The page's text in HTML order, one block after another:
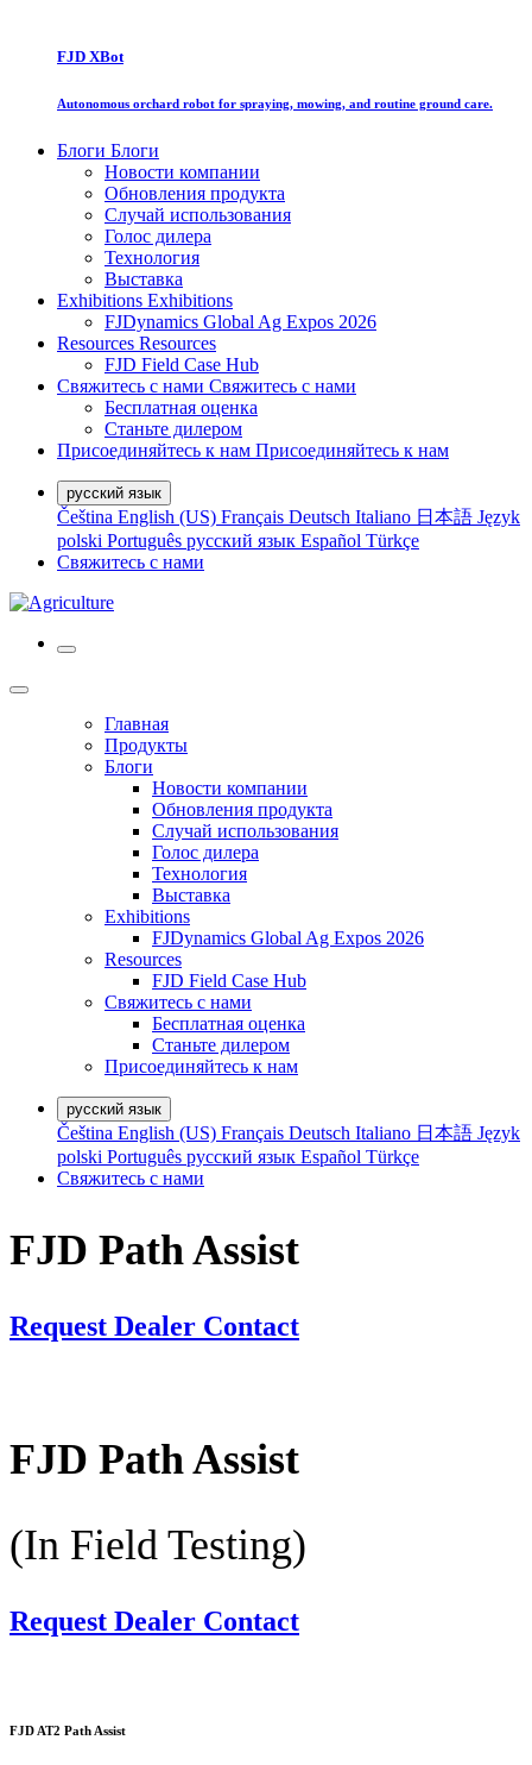
FJD XBot
Autonomous orchard robot for spraying, mowing, and routine ground care.
Блоги Блоги
Новости компании
Обновления продукта
Случай использования
Голос дилера
Технология
Выставка
Exhibitions Exhibitions
FJDynamics Global Ag Expos 2026
Resources Resources
FJD Field Case Hub
Свяжитесь с нами Свяжитесь с нами
Бесплатная оценка
Станьте дилером
Присоединяйтесь к нам Присоединяйтесь к нам
русский язык
Čeština English (US) Français Deutsch Italiano 日本語 Język
polski Português русский язык Español Türkçe
Свяжитесь с нами
Главная
Продукты
Блоги
Новости компании
Обновления продукта
Случай использования
Голос дилера
Технология
Выставка
Exhibitions
FJDynamics Global Ag Expos 2026
Resources
FJD Field Case Hub
Свяжитесь с нами
Бесплатная оценка
Станьте дилером
Присоединяйтесь к нам
русский язык
Čeština English (US) Français Deutsch Italiano 日本語 Język
polski Português русский язык Español Türkçe
Свяжитесь с нами
FJD Path Assist
Request Dealer Contact
FJD Path Assist
(In Field Testing)
Request Dealer Contact
FJD AT2 Path Assist